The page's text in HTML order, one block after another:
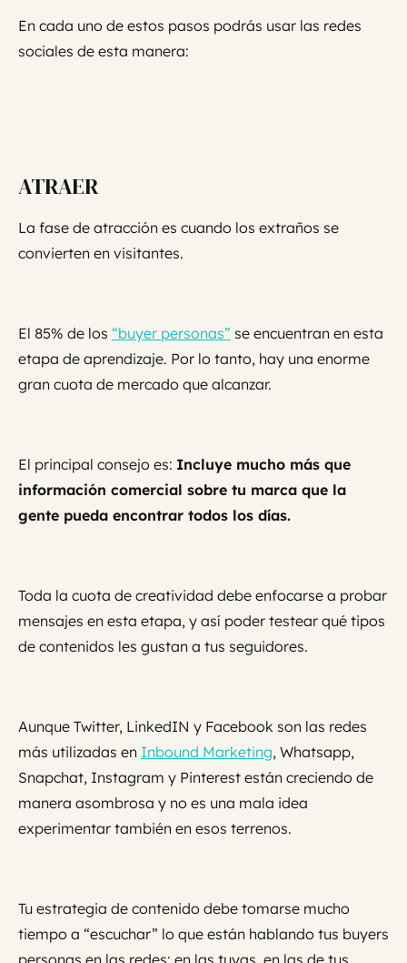
En cada uno de estos pasos podrás usar las redes
sociales de esta manera:
ATRAER
La fase de atracción es cuando los extraños se
convierten en visitantes.
El 85% de los “buyer personas” se encuentran en esta
etapa de aprendizaje. Por lo tanto, hay una enorme
gran cuota de mercado que alcanzar.
El principal consejo es: Incluye mucho más que
información comercial sobre tu marca que la
gente pueda encontrar todos los días.
Toda la cuota de creatividad debe enfocarse a probar
mensajes en esta etapa, y así poder testear qué tipos
de contenidos les gustan a tus seguidores.
Aunque Twitter, LinkedIN y Facebook son las redes
más utilizadas en Inbound Marketing, Whatsapp,
Snapchat, Instagram y Pinterest están creciendo de
manera asombrosa y no es una mala idea
experimentar también en esos terrenos.
Tu estrategia de contenido debe tomarse mucho
tiempo a “escuchar” lo que están hablando tus buyers